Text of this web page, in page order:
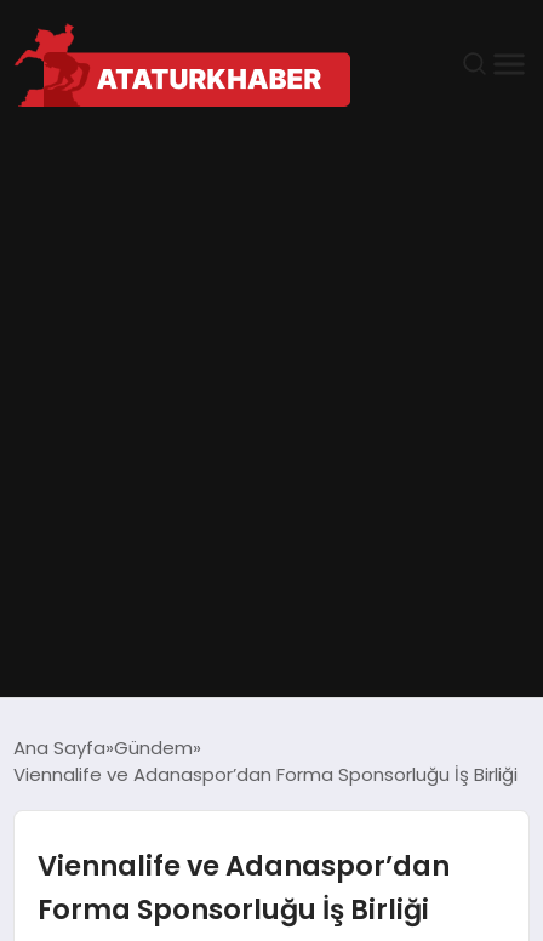
EĞITIM
EKONOMI
Ana Sayfa Gündem
Viennalife ve Adanaspor’dan Forma Sponsorluğu İş Birliği
Viennalife ve Adanaspor’dan
Forma Sponsorluğu İş Birliği